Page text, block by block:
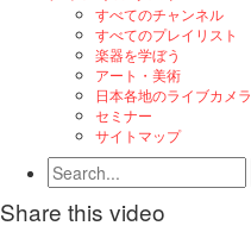
すべてのチャンネル
すべてのプレイリスト
楽器を学ぼう
アート・美術
日本各地のライブカメラ
セミナー
サイトマップ
Share this video